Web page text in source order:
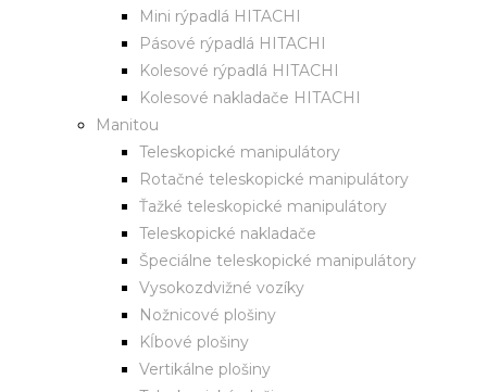
Mini rýpadlá HITACHI
Pásové rýpadlá HITACHI
Kolesové rýpadlá HITACHI
Kolesové nakladače HITACHI
Manitou
Teleskopické manipulátory
Rotačné teleskopické manipulátory
Ťažké teleskopické manipulátory
Teleskopické nakladače
Špeciálne teleskopické manipulátory
Vysokozdvižné vozíky
Nožnicové plošiny
Kĺbové plošiny
Vertikálne plošiny